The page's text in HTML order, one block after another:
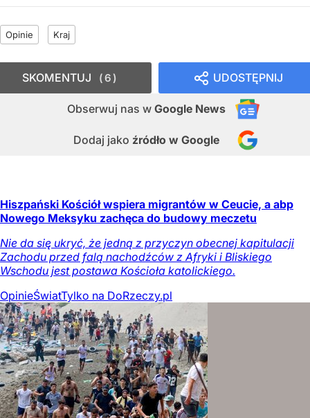
Opinie Kraj
UDOSTĘPNIJ
Obserwuj nas w Google News
Dodaj jako źródło w Google
SKOMENTUJ 6
Hiszpański Kościół wspiera migrantów w Ceucie, a abp
Nowego Meksyku zachęca do budowy meczetu
Nie da się ukryć, że jedną z przyczyn obecnej kapitulacji
Zachodu przed falą nachodźców z Afryki i Bliskiego
Wschodu jest postawa Kościoła katolickiego.
OpinieŚwiatTylko na DoRzeczy.pl